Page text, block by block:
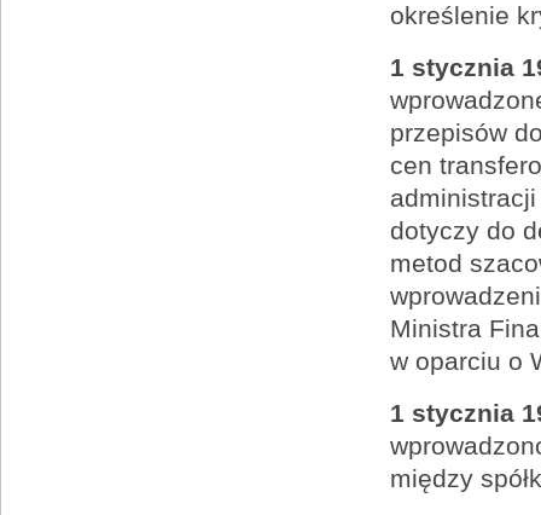
określenie
1 stycznia
przepisów
cen
dotyczy do
metod
Ministra
w oparciu o
1 stycznia
między